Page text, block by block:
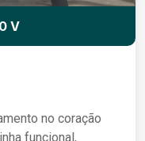
V
no coração
funcional,